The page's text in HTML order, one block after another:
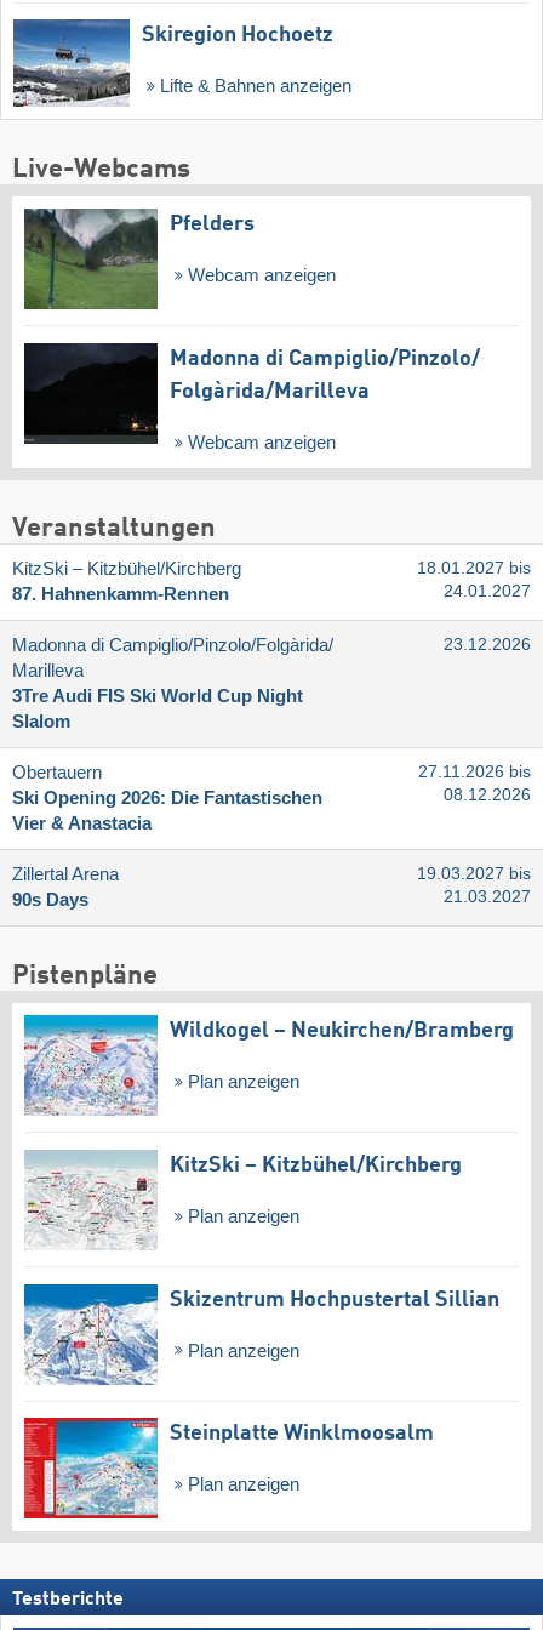
Skiregion Hochoetz
Lifte & Bahnen anzeigen
Live-Webcams
Pfelders
Webcam anzeigen
Madonna di Campiglio/​Pinzolo/​
Folgàrida/​Marilleva
Webcam anzeigen
Veranstaltungen
KitzSki – Kitzbühel/​Kirchberg
87. Hahnenkamm-Rennen
18.01.2027 bis
24.01.2027
Madonna di Campiglio/​Pinzolo/​Folgàrida/​
Marilleva
3Tre Audi FIS Ski World Cup Night
Slalom
23.12.2026
Obertauern
Ski Opening 2026: Die Fantastischen
Vier & Anastacia
27.11.2026 bis
08.12.2026
Zillertal Arena
90s Days
19.03.2027 bis
21.03.2027
Pistenpläne
Wildkogel – Neukirchen/​Bramberg
Plan anzeigen
KitzSki – Kitzbühel/​Kirchberg
Plan anzeigen
Skizentrum Hochpustertal Sillian
Plan anzeigen
Steinplatte Winklmoosalm
Plan anzeigen
Testberichte